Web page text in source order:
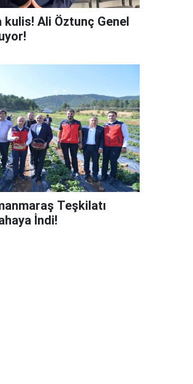
kulis! Ali Öztunç Genel
Teşkilatı
İndi!